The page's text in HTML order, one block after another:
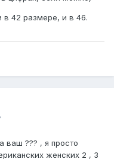
в 42 размере, и в 46.
ваш ??? , я просто
женских 2 , 3